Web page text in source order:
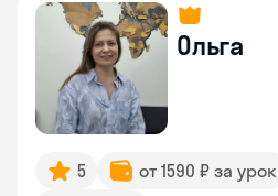
Ольга
5 от 1590 ₽ за урок